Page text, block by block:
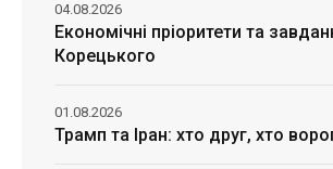
Економічні пріоритети та
Корецького
04.08.2026
Трамп та Іран: хто друг, хто
01.08.2026